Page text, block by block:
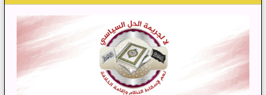
إذاعة المكتب/ سوريا
قناتنا على تيليغرام